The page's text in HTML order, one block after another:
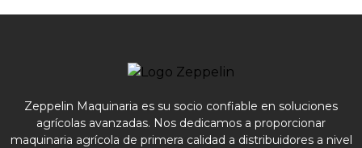
Zeppelin Maquinaria es su socio confiable en soluciones
agrícolas avanzadas. Nos dedicamos a proporcionar
maquinaria agrícola de primera calidad a distribuidores a nivel